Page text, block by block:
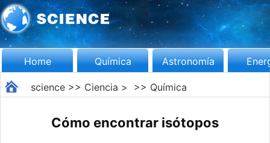
Home Química Astronomía
science>> Ciencia > >> Química
Cómo encontrar isótopos